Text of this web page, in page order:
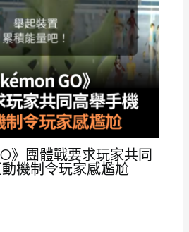
》團體戰要求玩家共同
機制令玩家感尷尬